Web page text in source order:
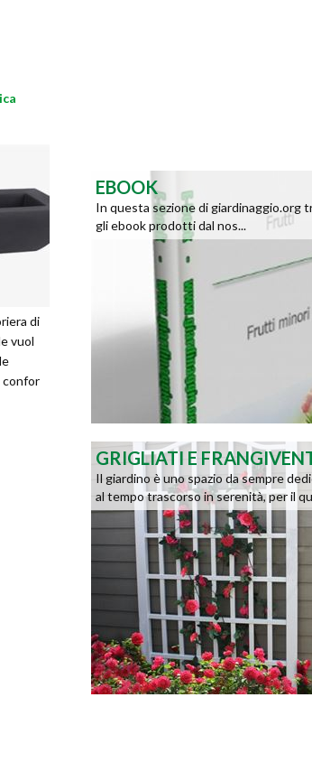
di
vuol
confor
EBOOK
In questa sezione di
gli ebook prodotti dal nos...
GRIGLIATI E
Il giardino è uno spazio da sempre
al tempo trascorso in serenità, per il